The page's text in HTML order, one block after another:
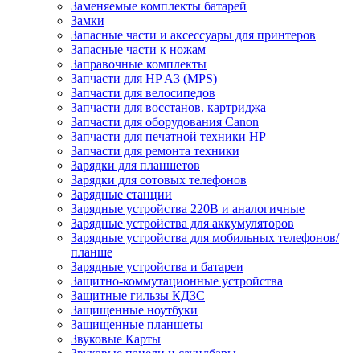
Заменяемые комплекты батарей
Замки
Запасные части и аксессуары для принтеров
Запасные части к ножам
Заправочные комплекты
Запчасти для HP A3 (MPS)
Запчасти для велосипедов
Запчасти для восстанов. картриджа
Запчасти для оборудования Canon
Запчасти для печатной техники HP
Запчасти для ремонта техники
Зарядки для планшетов
Зарядки для сотовых телефонов
Зарядные станции
Зарядные устройства 220В и аналогичные
Зарядные устройства для аккумуляторов
Зарядные устройства для мобильных телефонов/
планше
Зарядные устройства и батареи
Защитно-коммутационные устройства
Защитные гильзы КДЗС
Защищенные ноутбуки
Защищенные планшеты
Звуковые Карты